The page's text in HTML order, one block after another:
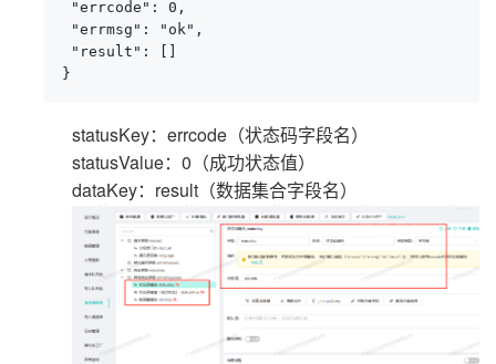
"errcode": 0,
"errmsg": "ok",
"result": []
}
statusKey：errcode（状态码字段名）
statusValue：0（成功状态值）
dataKey：result（数据集合字段名）